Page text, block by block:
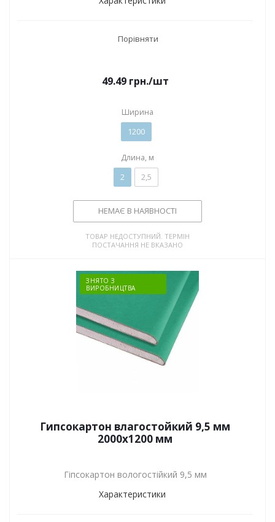
Порівняти
49.49 грн./шт
Ширина
1200
Длина, м
2 2,5
НЕМАЄ В НАЯВНОСТІ
ТОВАР НЕДОСТУПНИЙ. ТЕРМІН
ПОСТАЧАННЯ НЕ ВКАЗАНО
ЗНЯТО З
ВИРОБНИЦТВА
Гипсокартон влагостойкий 9,5 мм
2000x1200 мм
Гіпсокартон вологостійкий 9,5 мм
Характеристики